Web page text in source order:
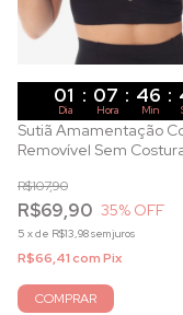
01 : 07 : 46 :
Dia Hora Min
Sutiã Amamentação
Removível Sem
R$69,90
R$107,90
35% OFF
5 xde R$13,98sem juros
R$66,41comPix
COMPRAR